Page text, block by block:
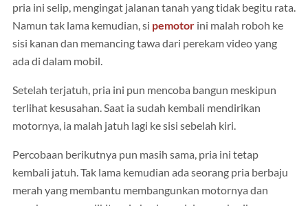
pria ini selip, mengingat jalanan tanah yang tidak begitu rata.
Namun tak lama kemudian, si pemotor ini malah roboh ke
sisi kanan dan memancing tawa dari perekam video yang
ada di dalam mobil.
Setelah terjatuh, pria ini pun mencoba bangun meskipun
terlihat kesusahan. Saat ia sudah kembali mendirikan
motornya, ia malah jatuh lagi ke sisi sebelah kiri.
Percobaan berikutnya pun masih sama, pria ini tetap
kembali jatuh. Tak lama kemudian ada seorang pria berbaju
merah yang membantu membangunkan motornya dan